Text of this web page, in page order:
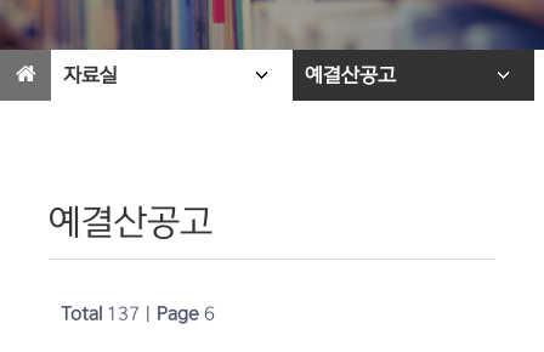
자료실 예결산공고
예결산공고
Total 137 Page 6